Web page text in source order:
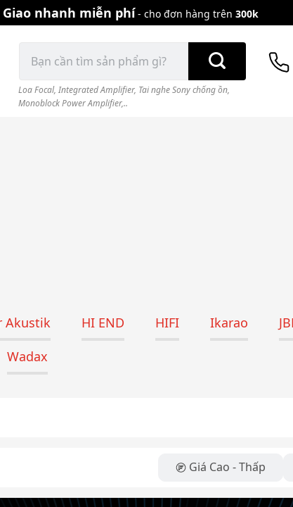
Giao nhanh miễn phí- cho đơn hàng trên 300k
kiếm:
Loa Focal, Integrated Amplifier, Tai nghe Sony chống ồn,
Monoblock Power Amplifier,..
Akustik HI END HIFI Ikarao
Wadax
Giá Cao - Thấp